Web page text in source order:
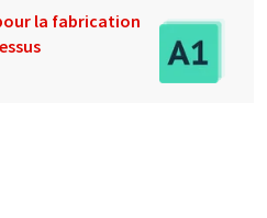
la fabrication